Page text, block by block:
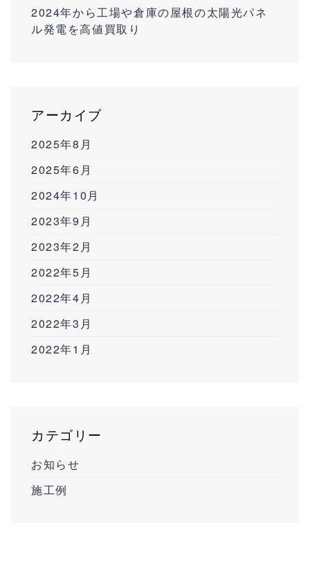
2024年から工場や倉庫の屋根の太陽光パネ
ル発電を高値買取り
アーカイブ
2025年8月
2025年6月
2024年10月
2023年9月
2023年2月
2022年5月
2022年4月
2022年3月
2022年1月
カテゴリー
お知らせ
施工例